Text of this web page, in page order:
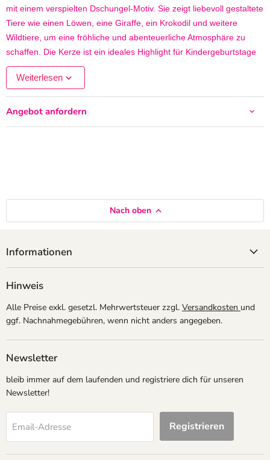
mit einem verspielten Dschungel-Motiv. Sie zeigt liebevoll gestaltete
Tiere wie einen Löwen, eine Giraffe, ein Krokodil und weitere
Wildtiere, um eine fröhliche und abenteuerliche Atmosphäre zu
schaffen. Die Kerze ist ein ideales Highlight für Kindergeburtstage
mit Safari- oder Tiermotto. Sie besteht aus hochwertigem Wachs
und ist mit einem praktischen Kunststoff-Pick ausgestattet, um sie
sicher auf der Torte zu platzieren. Perfekt für eine unvergessliche
Feier!
Weiterlesen
Angebot anfordern
Nach oben
Informationen
Hinweis
Alle Preise exkl. gesetzl. Mehrwertsteuer zzgl. Versandkosten und
ggf. Nachnahmegebühren, wenn nicht anders angegeben.
Newsletter
bleib immer auf dem laufenden und registriere dich für unseren
Newsletter!
Email-Adresse Registrieren